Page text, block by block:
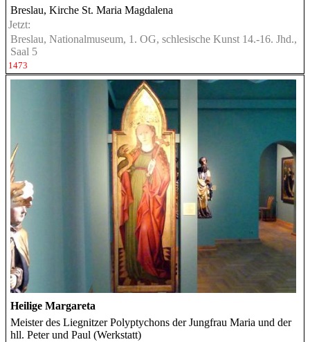
Breslau, Kirche St. Maria Magdalena
Jetzt:
Breslau, Nationalmuseum, 1. OG, schlesische Kunst 14.-16. Jhd.,
Saal 5
1473
Heilige Margareta
Meister des Liegnitzer Polyptychons der Jungfrau Maria und der
hll. Peter und Paul (Werkstatt)